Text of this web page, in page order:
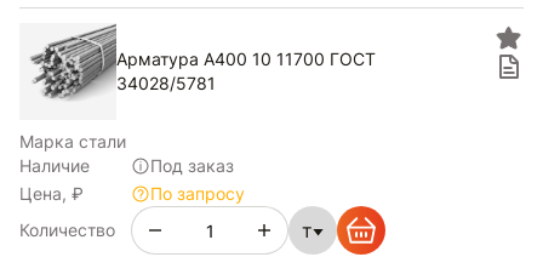
Арматура А400 10 11700 ГОСТ
34028/5781
Марка стали
Наличие
Под заказ
Цена, ₽
По запросу
Количество
т